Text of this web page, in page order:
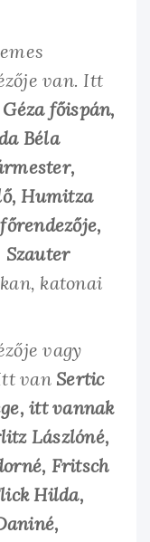
van. Itt
főispán,
Béla
Humitza
Szauter
katonai
vagy
van Sertic
itt vannak
Lászlóné,
Fritsch
Hilda,